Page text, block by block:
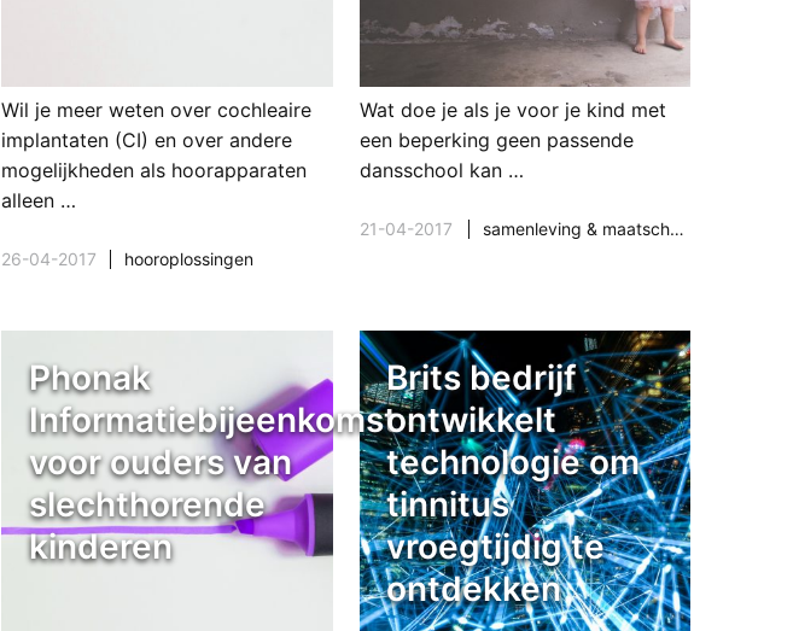
Wil je meer weten over cochleaire
implantaten (CI) en over andere
mogelijkheden als hoorapparaten
alleen …
26-04-2017 hooroplossingen
Wat doe je als je voor je kind met
een beperking geen passende
dansschool kan …
21-04-2017 samenleving & maatschappij
Phonak
Informatiebijeenkomst
voor ouders van
slechthorende
kinderen
Brits bedrijf
ontwikkelt
technologie om
tinnitus
vroegtijdig te
ontdekken